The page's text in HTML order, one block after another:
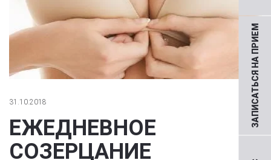
ЗАПИСАТЬСЯ НА ПРИЕМ
31.10.2018
ЕЖЕДНЕВНОЕ
СОЗЕРЦАНИЕ